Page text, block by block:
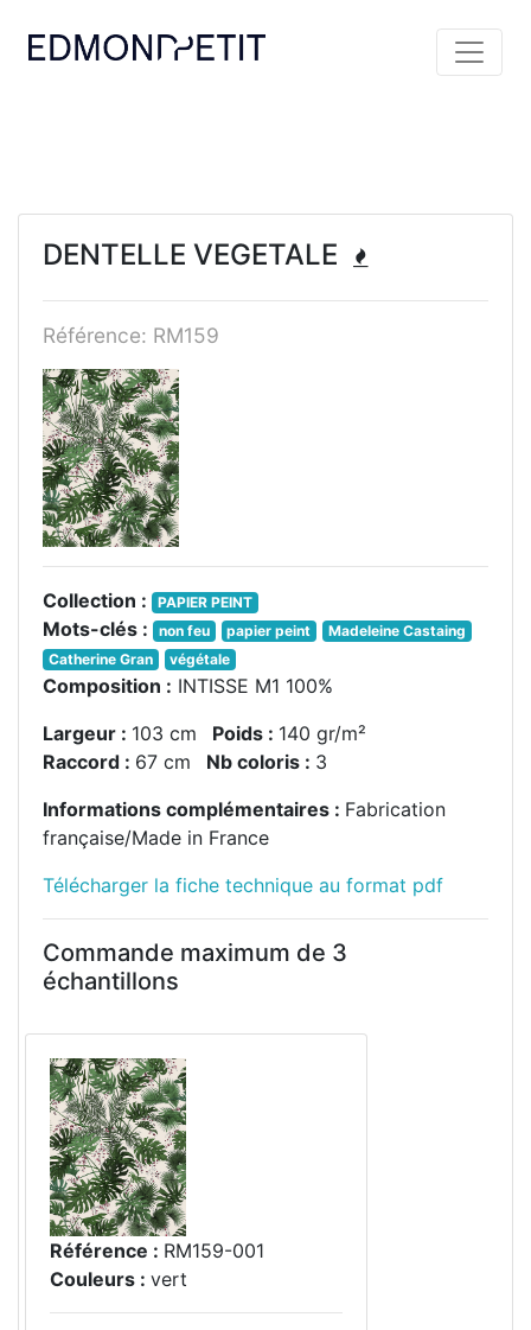
DENTELLE VEGETALE
Référence: RM159
Collection : PAPIER PEINT
Mots-clés : non feu papier peint
Madeleine Castaing
Catherine Gran
végétale
Composition : INTISSE M1 100%
Largeur : 103 cm Poids : 140 gr/m²
Raccord : 67 cm Nb coloris : 3
Informations complémentaires : Fabrication
française/Made in France
Télécharger la fiche technique au format pdf
Commande maximum de 3
échantillons
Référence : RM159-001
Couleurs : vert